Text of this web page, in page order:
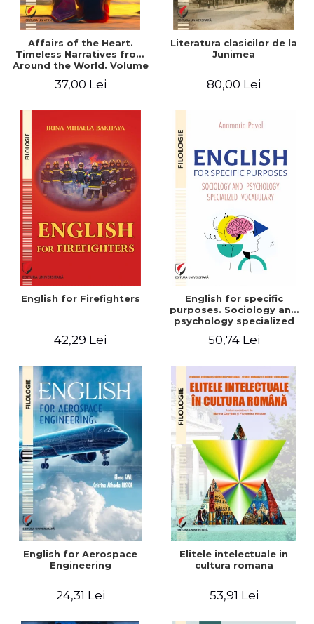
Affairs of the Heart.
Timeless Narratives from
Around the World. Volume
37,00 Lei
Literatura clasicilor de la
Junimea
80,00 Lei
English for Firefighters
42,29 Lei
English for specific
purposes. Sociology and
psychology specialized
50,74 Lei
English for Aerospace
Engineering
24,31 Lei
Elitele intelectuale in
cultura romana
53,91 Lei